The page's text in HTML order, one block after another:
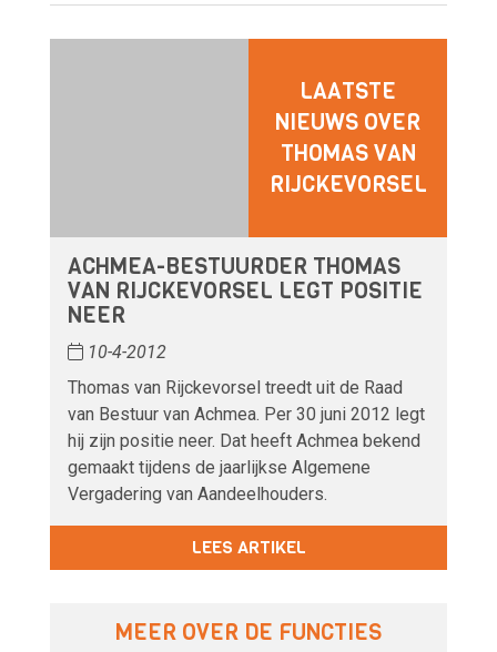
LAATSTE
NIEUWS OVER
THOMAS VAN
RIJCKEVORSEL
ACHMEA-BESTUURDER THOMAS
VAN RIJCKEVORSEL LEGT POSITIE
NEER
10-4-2012
Thomas van Rijckevorsel treedt uit de Raad
van Bestuur van Achmea. Per 30 juni 2012 legt
hij zijn positie neer. Dat heeft Achmea bekend
gemaakt tijdens de jaarlijkse Algemene
Vergadering van Aandeelhouders.
LEES ARTIKEL
MEER OVER DE FUNCTIES